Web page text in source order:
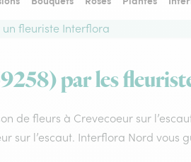
fleuriste Interflora
par les
de fleurs à Crevecoeur sur
sur l’escaut. Interflora Nord vous